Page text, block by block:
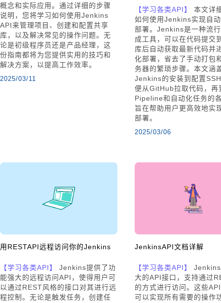
概念和实际应用。通过详细的步骤
说明，您将学习如何使用Jenkins
API来管理项目、创建和配置共享
库，以及解决常见的操作问题。无
论是初级程序员还是产品经理，这
份指南都将为您提供实用的技巧和
解决方案，以提高工作效率。
2025/03/11
【学习各类API】
本文详
如何使用Jenkins实现自
部署。Jenkins是一种流
成工具，可以在代码提交
库后自动获取最新代码并
化部署，省去了手动打包
务器的繁琐步骤。本文涵
Jenkins的安装到配置
便从GitHub拉取代码，再
Pipeline和自动化任务的
旨在帮助用户更高效地实
部署。
2025/03/06
用RESTAPI远程访问你的Jenkins
【学习各类API】
Jenkins提供了功
能强大的远程访问API，使得用户可
以通过REST风格的接口对其进行远
程控制。无论是触发任务，创建任
JenkinsAPI文档详解
【学习各类API】
大的API接口，支持通过
的方式进行访问。这些
可以实现所有需要的操作